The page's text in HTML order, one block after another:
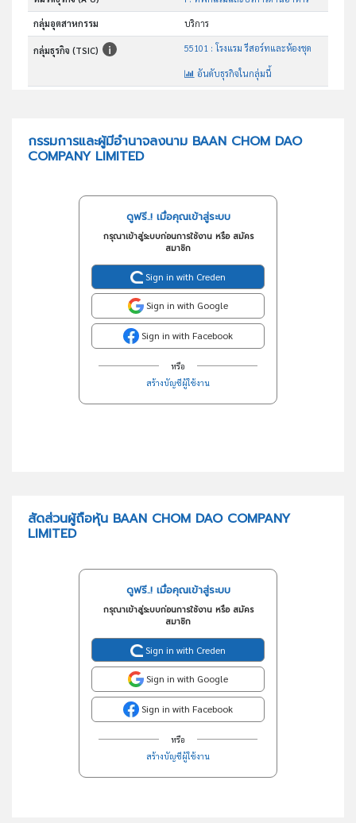
กลุ่มอุตสาหกรรม บริการ
กลุ่มธุรกิจ (TSIC) 55101 : โรงแรม รีสอร์ทและห้องชุด
อันดับธุรกิจในกลุ่มนี้
กรรมการและผู้มีอำนาจลงนาม BAAN CHOM DAO
COMPANY LIMITED
ดูฟรี..! เมื่อคุณเข้าสู่ระบบ
กรุณาเข้าสู่ระบบก่อนการใช้งาน หรือ สมัคร
สมาชิก
Sign in with Creden
Sign in with Google
Sign in with Facebook
หรือ
สร้างบัญชีผู้ใช้งาน
สัดส่วนผู้ถือหุ้น BAAN CHOM DAO COMPANY
LIMITED
ดูฟรี..! เมื่อคุณเข้าสู่ระบบ
กรุณาเข้าสู่ระบบก่อนการใช้งาน หรือ สมัคร
สมาชิก
Sign in with Creden
Sign in with Google
Sign in with Facebook
หรือ
สร้างบัญชีผู้ใช้งาน